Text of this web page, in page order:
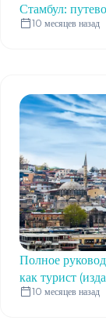
Стамбул:
10 месяцев назад
Полное
как турист
10 месяцев назад